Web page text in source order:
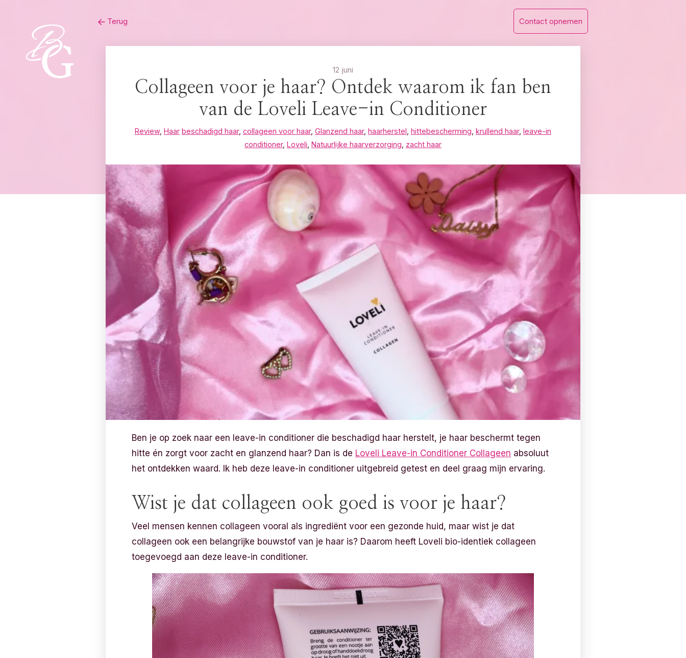
Terug Contact opnemen
12 juni
Collageen voor je haar? Ontdek waarom ik fan ben
van de Loveli Leave-in Conditioner
Review, Haar beschadigd haar, collageen voor haar, Glanzend haar, haarherstel hittebescherming krullend haar, leave-in
conditioner, Loveli Natuurlijke haarverzorging zacht haar
Ben je op zoek naar een leave-in conditioner die beschadigd haar herstelt, je haar beschermt tegen
hitte én zorgt voor zacht en glanzend haar? Dan is de Loveli Leave-in Conditioner Collageen absoluut
het ontdekken waard. Ik heb deze leave-in conditioner uitgebreid getest en deel graag mijn ervaring.
Wist je dat collageen ook goed is voor je haar?
Veel mensen kennen collageen vooral als ingrediënt voor een gezonde huid, maar wist je dat
collageen ook een belangrijke bouwstof van je haar is? Daarom heeft Loveli bio-identiek collageen
toegevoegd aan deze leave-in conditioner.